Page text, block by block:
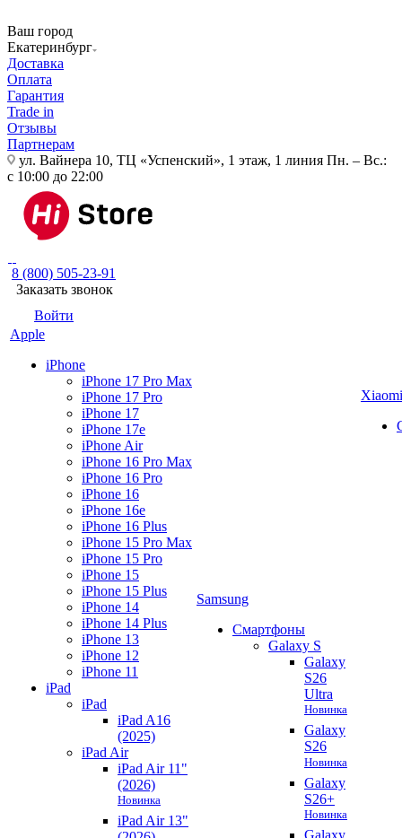
Ваш город
Екатеринбург
Доставка
Оплата
Гарантия
Trade in
Отзывы
Партнерам
ул. Вайнера 10, ТЦ «Успенский», 1 этаж, 1 линия Пн. – Вс.:
с 10:00 до 22:00
8 (800) 505-23-91
Заказать звонок
Войти
Apple
iPhone
iPhone 17 Pro Max
iPhone 17 Pro
iPhone 17
iPhone 17e
iPhone Air
iPhone 16 Pro Max
iPhone 16 Pro
iPhone 16
iPhone 16e
iPhone 16 Plus
iPhone 15 Pro Max
iPhone 15 Pro
iPhone 15
iPhone 15 Plus
iPhone 14
iPhone 14 Plus
iPhone 13
iPhone 12
iPhone 11
iPad
iPad
iPad A16
(2025)
iPad Air
iPad Air 11"
(2026)
Новинка
iPad Air 13"
Samsung
Смартфоны
Galaxy S
Galaxy
S26
Ultra
Новинка
Galaxy
S26
Новинка
Galaxy
S26+
Новинка
Galaxy
Xiaomi